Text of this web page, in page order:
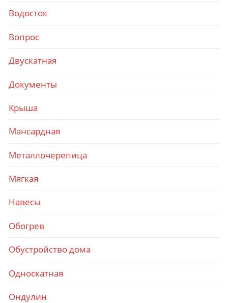
Водосток
Вопрос
Двускатная
Документы
Крыша
Мансардная
Металлочерепица
Мягкая
Навесы
Обогрев
Обустройство дома
Односкатная
Ондулин